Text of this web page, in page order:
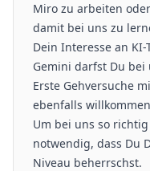
Miro zu arbeiten
damit bei uns zu
Dein Interesse an KI-
Gemini darfst Du
Erste Gehversuche
ebenfalls
Um bei uns so
notwendig, dass Du
Niveau beherrschst.